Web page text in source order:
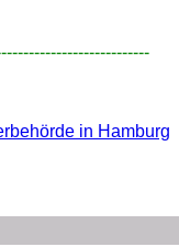
in Hamburg